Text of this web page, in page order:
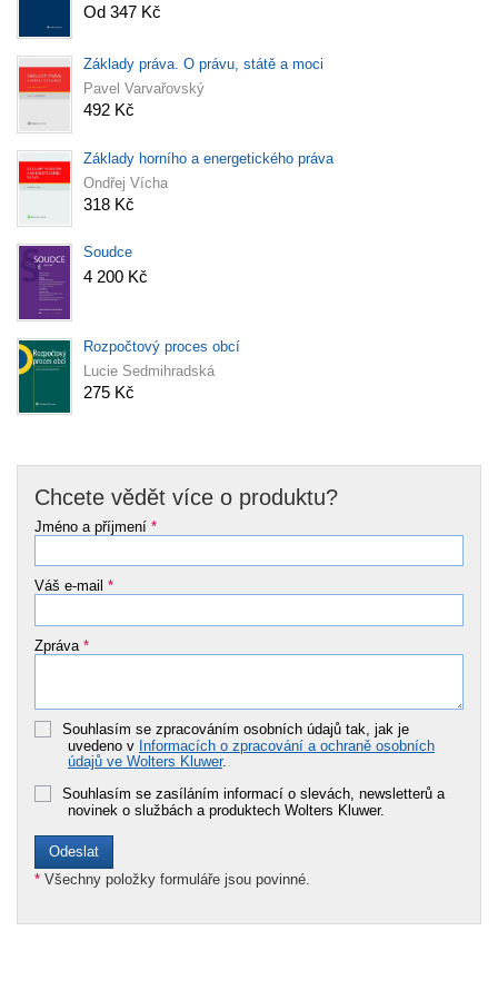
Od 347 Kč
Základy práva. O právu, státě a moci
Pavel Varvařovský
492 Kč
Základy horního a energetického práva
Ondřej Vícha
318 Kč
Soudce
4 200 Kč
Rozpočtový proces obcí
Lucie Sedmihradská
275 Kč
Chcete vědět více o produktu?
Jméno a příjmení *
Váš e-mail *
Zpráva *
Souhlasím se zpracováním osobních údajů tak, jak je
uvedeno v Informacích o zpracování a ochraně osobních
údajů ve Wolters Kluwer.
Souhlasím se zasíláním informací o slevách, newsletterů a
novinek o službách a produktech Wolters Kluwer.
* Všechny položky formuláře jsou povinné.